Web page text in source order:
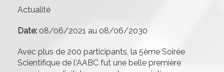
Actualité
Date: 08/06/2021 au 08/06/2030
Avec plus de 200 participants, la 5ème Soirée
Scientifique de l'AABC fut une belle première